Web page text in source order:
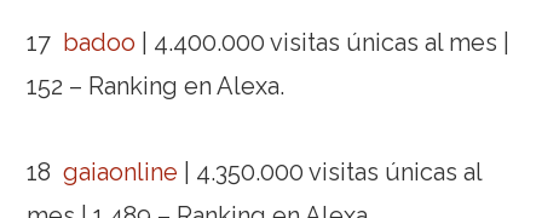
17 badoo | 4.400.000 visitas únicas al mes |
152 – Ranking en Alexa.
18gaiaonline | 4.350.000 visitas únicas al